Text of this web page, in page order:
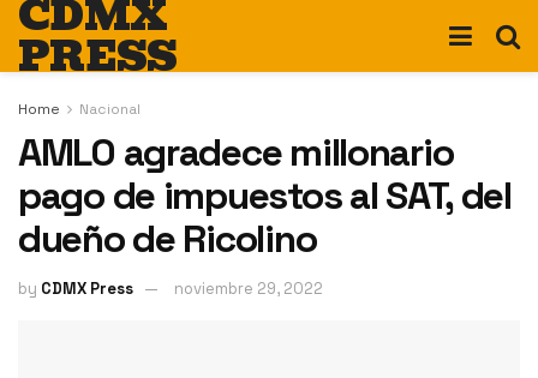
CDMX
PRESS
Home Nacional
AMLO agradece millonario
pago de impuestos al SAT, del
dueño de Ricolino
by CDMX Press noviembre 29, 2022